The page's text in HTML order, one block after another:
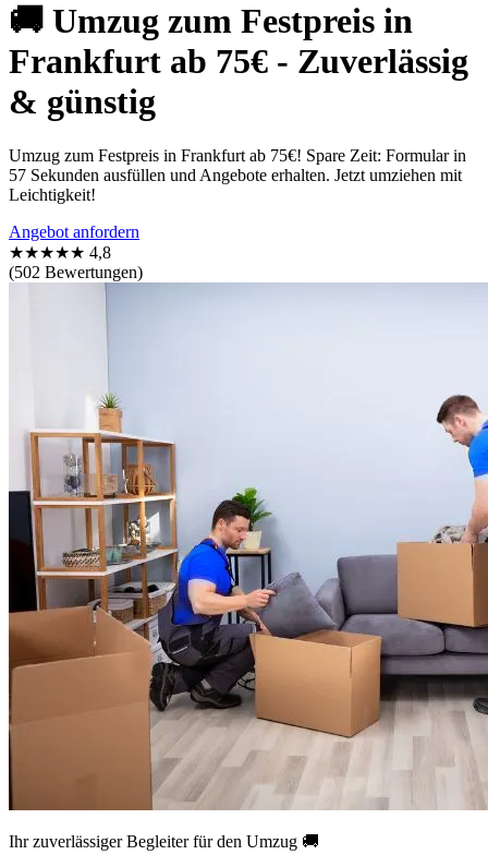
🚚 Umzug zum Festpreis in
Frankfurt ab 75€ - Zuverlässig
& günstig
Umzug zum Festpreis in Frankfurt ab 75€! Spare Zeit: Formular in
57 Sekunden ausfüllen und Angebote erhalten. Jetzt umziehen mit
Leichtigkeit!
Angebot anfordern
★★★★★ 4,8
(502 Bewertungen)
Ihr zuverlässiger Begleiter für den Umzug 🚚